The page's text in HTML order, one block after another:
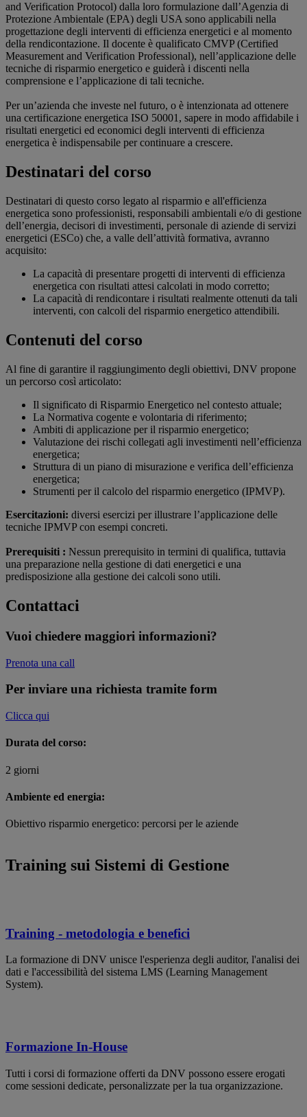
and Verification Protocol) dalla loro formulazione dall’Agenzia di
Protezione Ambientale (EPA) degli USA sono applicabili nella
progettazione degli interventi di efficienza energetici e al momento
della rendicontazione. Il docente è qualificato CMVP (Certified
Measurement and Verification Professional), nell’applicazione delle
tecniche di risparmio energetico e guiderà i discenti nella
comprensione e l’applicazione di tali tecniche.
Per un’azienda che investe nel futuro, o è intenzionata ad ottenere
una certificazione energetica ISO 50001, sapere in modo affidabile i
risultati energetici ed economici degli interventi di efficienza
energetica è indispensabile per continuare a crescere.
Destinatari del corso
Destinatari di questo corso legato al risparmio e all'efficienza
energetica sono professionisti, responsabili ambientali e/o di gestione
dell’energia, decisori di investimenti, personale di aziende di servizi
energetici (ESCo) che, a valle dell’attività formativa, avranno
acquisito:
La capacità di presentare progetti di interventi di efficienza
energetica con risultati attesi calcolati in modo corretto;
La capacità di rendicontare i risultati realmente ottenuti da tali
interventi, con calcoli del risparmio energetico attendibili.
Contenuti del corso
Al fine di garantire il raggiungimento degli obiettivi, DNV propone
un percorso così articolato:
Il significato di Risparmio Energetico nel contesto attuale;
La Normativa cogente e volontaria di riferimento;
Ambiti di applicazione per il risparmio energetico;
Valutazione dei rischi collegati agli investimenti nell’efficienza
energetica;
Struttura di un piano di misurazione e verifica dell’efficienza
energetica;
Strumenti per il calcolo del risparmio energetico (IPMVP).
Esercitazioni: diversi esercizi per illustrare l’applicazione delle
tecniche IPMVP con esempi concreti.
Prerequisiti : Nessun prerequisito in termini di qualifica, tuttavia
una preparazione nella gestione di dati energetici e una
predisposizione alla gestione dei calcoli sono utili.
Contattaci
Vuoi chiedere maggiori informazioni?
Prenota una call
Per inviare una richiesta tramite form
Clicca qui
Durata del corso:
2 giorni
Ambiente ed energia:
Obiettivo risparmio energetico: percorsi per le aziende
Training sui Sistemi di Gestione
Training - metodologia e benefici
La formazione di DNV unisce l'esperienza degli auditor, l'analisi dei
dati e l'accessibilità del sistema LMS (Learning Management
System).
Formazione In-House
Tutti i corsi di formazione offerti da DNV possono essere erogati
come sessioni dedicate, personalizzate per la tua organizzazione.